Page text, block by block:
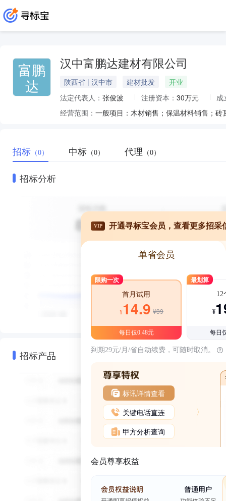
富鹏
达
汉中富鹏达建材有限公司
陕西省 | 汉中市 建材批发
开业
法定代表人： 张俊波 注册资本： 30万元
成
经营范围：
招标 （0） 中标 （0） 代理 （0）
招标分析
招标产品
VIP 开通寻标宝会员，查看更多招采
单省会员
限购一次
首月试用
¥14.9 ¥39
每日仅0.48元
最划算
12
¥
每日
到期29元/月/省自动续费，可随时取消。
标讯详情查看
关键电话直连
甲方分析查询
会员尊享权益